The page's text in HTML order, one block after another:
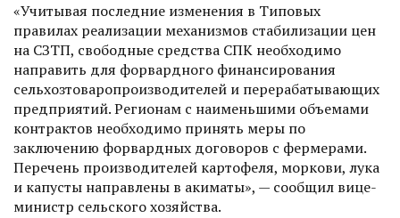
«Учитывая последние изменения в Типовых
правилах реализации механизмов стабилизации цен
на СЗТП, свободные средства СПК необходимо
направить для форвардного финансирования
сельхозтоваропроизводителей и перерабатывающих
предприятий. Регионам с наименьшими объемами
контрактов необходимо принять меры по
заключению форвардных договоров с фермерами.
Перечень производителей картофеля, моркови, лука
и капусты направлены в акиматы», — сообщил вице-
министр сельского хозяйства.